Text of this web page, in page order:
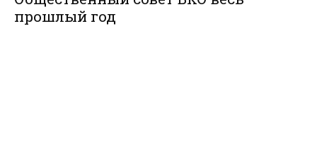
прошлый год